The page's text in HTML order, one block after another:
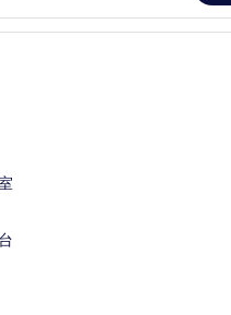
ム ダブルルーム | セーフ